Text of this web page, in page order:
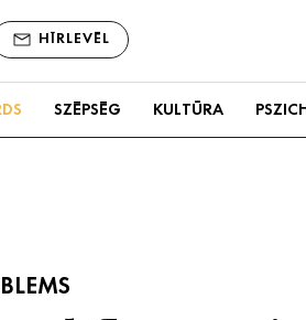
HÍRLEVÉL
SZÉPSÉG KULTÚRA